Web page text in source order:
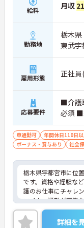
給料 月収
勤務地
栃木県
東武
雇用形態 正社
応募要件
■介護
必須 ■
車通勤可 年間休日110日
ボーナス・賞与あり
社会
栃木県宇都宮市に位
です。資格や経験な
護のお仕事にチャレ
マイカー通勤が可能
味をお持ちの方はお
詳細を